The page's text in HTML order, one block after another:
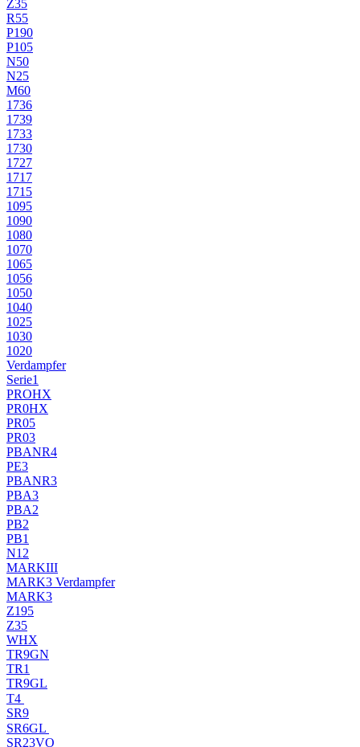
Z35
R55
P190
P105
N50
N25
M60
1736
1739
1733
1730
1727
1717
1715
1095
1090
1080
1070
1065
1056
1050
1040
1025
1030
1020
Verdampfer
Serie1
PROHX
PR0HX
PR05
PR03
PBANR4
PE3
PBANR3
PBA3
PBA2
PB2
PB1
N12
MARKIII
MARK3 Verdampfer
MARK3
Z195
Z35
WHX
TR9GN
TR1
TR9GL
T4
SR9
SR6GL
SR23VO